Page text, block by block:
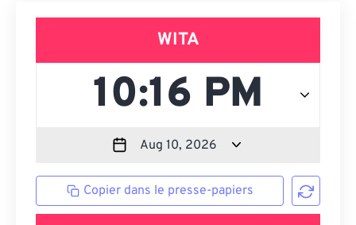
WITA
Copier dans le presse-papiers